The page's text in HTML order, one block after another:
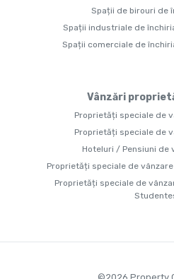
Spații de birouri de
Spații industriale de
Spații comerciale de
Vânzări
Proprietăți speciale de
Proprietăți speciale de
Hoteluri / Pensiuni de
Proprietăți speciale de
Proprietăți speciale de